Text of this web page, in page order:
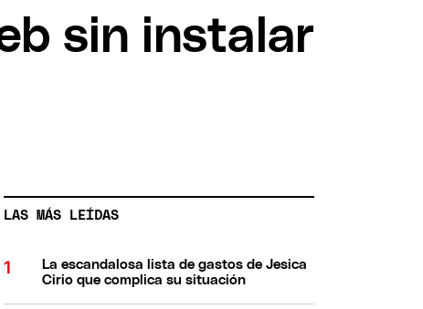
sin instalar
LAS MÁS LEÍDAS
La escandalosa lista de gastos de Jesica
Cirio que complica su situación